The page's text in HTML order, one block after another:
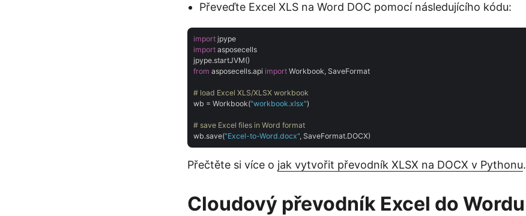
Převeďte Excel XLS na Word DOC pomocí následujícího kódu:
import
import asposecells
from asposecells.api import Workbook, SaveFormat
# load Excel XLS/XLSX workbook
wb = Workbook("workbook.xlsx")
# save Excel files in Word format
wb.save("Excel-to-Word.docx"
Přečtěte si více o jak vytvořit převodník XLSX na DOCX v Pythonu.
Cloudový převodník Excel do Wordu